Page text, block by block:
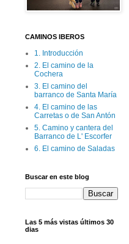
CAMINOS IBEROS
1. Introducción
2. El camino de la
Cochera
3. El camino del
barranco de Santa María
4. El camino de las
Carretas o de San Antón
5. Camino y cantera del
Barranco de L' Escorfer
6. El camino de Saladas
Buscar en este blog
Las 5 más vistas últimos 30
dias